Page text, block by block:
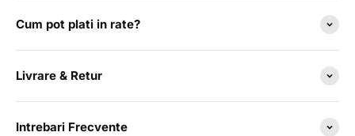
Cum pot plati in rate?
Livrare & Retur
Intrebari Frecvente